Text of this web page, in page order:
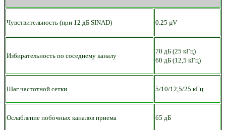
Чувствительность (при 12 дБ SINAD) 0.25 µV
Избирательность по соседнему каналу
70 дБ (25 кГц)
60 дБ (12,5 кГц)
Шаг частотной сетки 5/10/12,5/25 кГц
Ослабление побочных каналов приема 65 дБ